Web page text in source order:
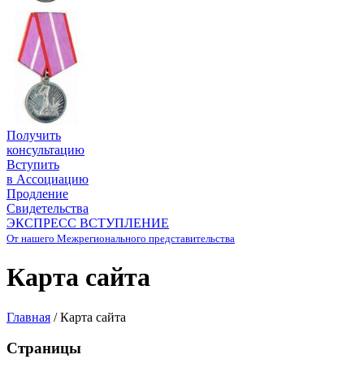
Получить
консультацию
Вступить
в Ассоциацию
Продление
Свидетельства
ЭКСПРЕСС ВСТУПЛЕНИЕ
От нашего Межрегионального представительства
Карта сайта
Главная /Карта сайта
Страницы